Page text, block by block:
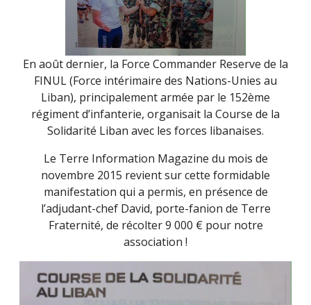
En août dernier, la Force Commander Reserve de la
FINUL (Force intérimaire des Nations-Unies au
Liban), principalement armée par le 152ème
régiment d’infanterie, organisait la Course de la
Solidarité Liban avec les forces libanaises.
Le Terre Information Magazine du mois de
novembre 2015 revient sur cette formidable
manifestation qui a permis, en présence de
l’adjudant-chef David, porte-fanion de Terre
Fraternité, de récolter 9 000 € pour notre
association !